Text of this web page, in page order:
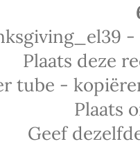
Plaats deze
tube -
Plaats
Geef